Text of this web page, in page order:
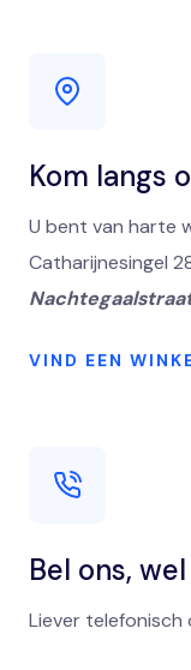
Kom langs
U bent van harte
Catharijnesingel
VIND EEN
Bel ons,
Liever